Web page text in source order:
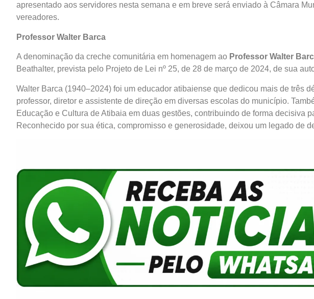
apresentado aos servidores nesta semana e em breve será enviado à Câmara
vereadores.
Professor Walter Barca
A denominação da creche comunitária em homenagem ao Professor Walter
Beathalter, prevista pelo Projeto de Lei nº 25, de 28 de março de 2024, de sua
Walter Barca (1940–2024) foi um educador atibaiense que dedicou mais de três
professor, diretor e assistente de direção em diversas escolas do município.
Educação e Cultura de Atibaia em duas gestões, contribuindo de forma decisiva
Reconhecido por sua ética, compromisso e generosidade, deixou um legado de